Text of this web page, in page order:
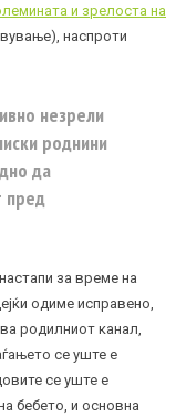
и зрелоста на
наспроти
незрели
роднини
да
пред
за време на
одиме исправено,
родилниот канал,
се уште е
се уште е
бебето, и основна